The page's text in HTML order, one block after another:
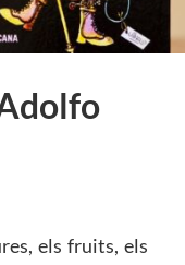
els fruits, els